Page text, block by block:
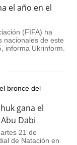
el año en el
(FIFA) ha
nacionales de este
informa Ukrinform.
gana el
Dabi
21 de
de Natación en